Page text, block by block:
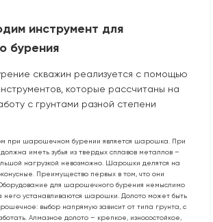
инструмент для
бурения
скважин реализуется с помощью
которые рассчитаны на
с грунтами разной степени
при шарошечном бурении является шарошка. При
иметь зубья из твердых сплавов металлов –
нагрузкой невозможно. Шарошки делятся на
Преимущество первых в том, что они
для шарошечного бурения немыслимо
него устанавливаются шарошки. Долото может быть
выбор напрямую зависит от типа грунта, с
Алмазное долото – крепкое, износостойкое,